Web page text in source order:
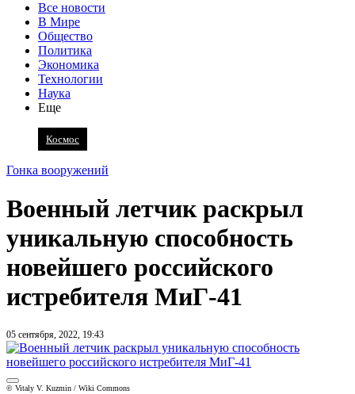
Все новости
В Мире
Общество
Политика
Экономика
Технологии
Наука
Еще
Космос
Гонка вооружений
Военный летчик раскрыл
уникальную способность
новейшего российского
истребителя МиГ-41
05 сентября, 2022, 19:43
© Vitaly V. Kuzmin / Wiki Commons